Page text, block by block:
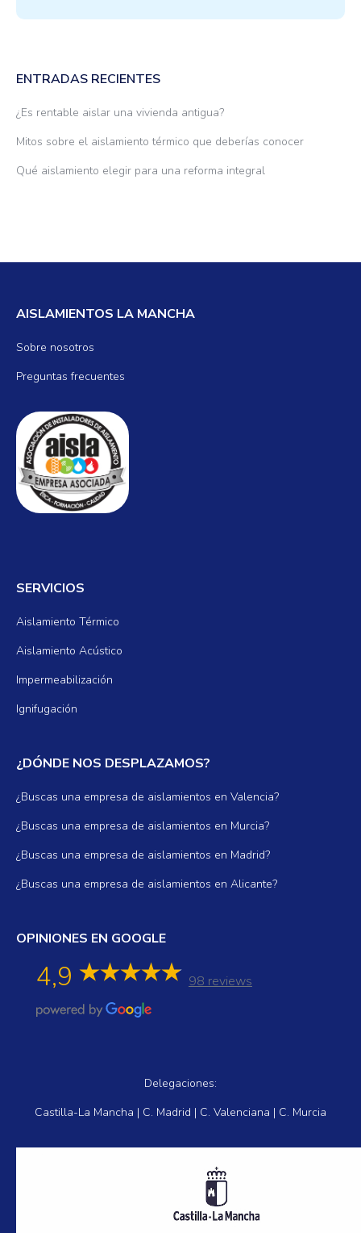
ENTRADAS RECIENTES
¿Es rentable aislar una vivienda antigua?
Mitos sobre el aislamiento térmico que deberías conocer
Qué aislamiento elegir para una reforma integral
AISLAMIENTOS LA MANCHA
Sobre nosotros
Preguntas frecuentes
SERVICIOS
Aislamiento Térmico
Aislamiento Acústico
Impermeabilización
Ignifugación
¿DÓNDE NOS DESPLAZAMOS?
¿Buscas una empresa de aislamientos en Valencia?
¿Buscas una empresa de aislamientos en Murcia?
¿Buscas una empresa de aislamientos en Madrid?
¿Buscas una empresa de aislamientos en Alicante?
OPINIONES EN GOOGLE
4,9 98 reviews
Delegaciones:
Castilla-La Mancha | C. Madrid | C. Valenciana | C. Murcia